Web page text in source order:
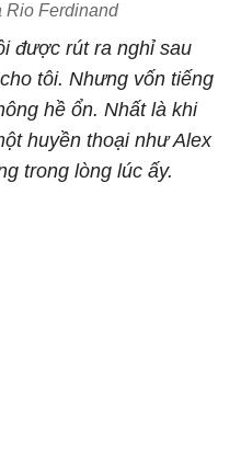
Rio Ferdinand
được rút ra nghỉ sau
tôi. Nhưng vốn tiếng
hề ổn. Nhất là khi
huyền thoại như Alex
trong lòng lúc ấy.